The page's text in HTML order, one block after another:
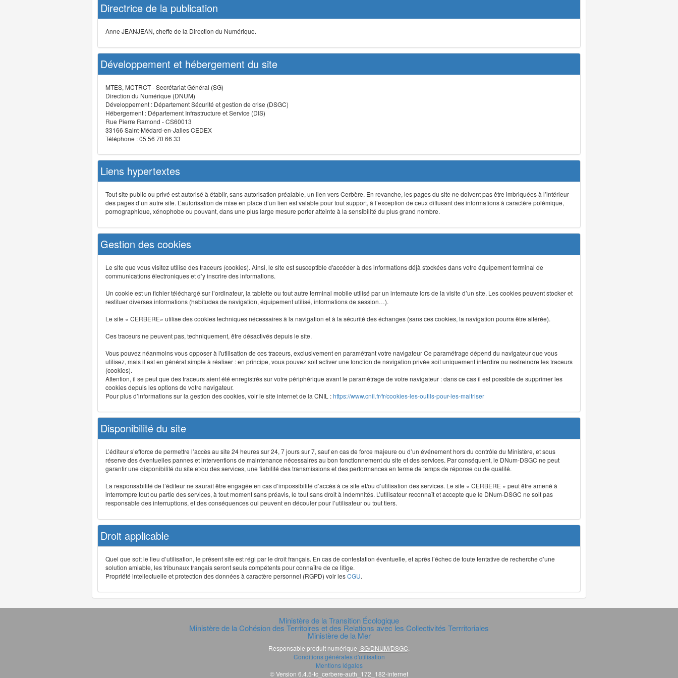
Directrice de la publication
Anne JEANJEAN, cheffe de la Direction du Numérique.
Développement et hébergement du site
MTES, MCTRCT - Secrétariat Général (SG)
Direction du Numérique (DNUM)
Développement : Département Sécurité et gestion de crise (DSGC)
Hébergement : Département Infrastructure et Service (DIS)
Rue Pierre Ramond - CS60013
33166 Saint-Médard-en-Jalles CEDEX
Téléphone : 05 56 70 66 33
Liens hypertextes
Tout site public ou privé est autorisé à établir, sans autorisation préalable, un lien vers Cerbère. En revanche, les pages du site ne doivent pas être imbriquées à l’intérieur
des pages d’un autre site. L’autorisation de mise en place d’un lien est valable pour tout support, à l’exception de ceux diffusant des informations à caractère polémique,
pornographique, xénophobe ou pouvant, dans une plus large mesure porter atteinte à la sensibilité du plus grand nombre.
Gestion des cookies
Le site que vous visitez utilise des traceurs (cookies). Ainsi, le site est susceptible d'accéder à des informations déjà stockées dans votre équipement terminal de
communications électroniques et d’y inscrire des informations.
Un cookie est un fichier téléchargé sur l’ordinateur, la tablette ou tout autre terminal mobile utilisé par un internaute lors de la visite d’un site. Les cookies peuvent stocker et
restituer diverses informations (habitudes de navigation, équipement utilisé, informations de session…).
Le site « CERBERE» utilise des cookies techniques nécessaires à la navigation et à la sécurité des échanges (sans ces cookies, la navigation pourra être altérée).
Ces traceurs ne peuvent pas, techniquement, être désactivés depuis le site.
Vous pouvez néanmoins vous opposer à l'utilisation de ces traceurs, exclusivement en paramétrant votre navigateur Ce paramétrage dépend du navigateur que vous
utilisez, mais il est en général simple à réaliser : en principe, vous pouvez soit activer une fonction de navigation privée soit uniquement interdire ou restreindre les traceurs
(cookies).
Attention, il se peut que des traceurs aient été enregistrés sur votre périphérique avant le paramétrage de votre navigateur : dans ce cas il est possible de supprimer les
cookies depuis les options de votre navigateur.
Pour plus d’informations sur la gestion des cookies, voir le site internet de la CNIL :https://www.cnil.fr/fr/cookies-les-outils-pour-les-maitriser
Disponibilité du site
L’éditeur s’efforce de permettre l’accès au site 24 heures sur 24, 7 jours sur 7, sauf en cas de force majeure ou d’un événement hors du contrôle du Ministère, et sous
réserve des éventuelles pannes et interventions de maintenance nécessaires au bon fonctionnement du site et des services. Par conséquent, le DNum-DSGC ne peut
garantir une disponibilité du site et/ou des services, une fiabilité des transmissions et des performances en terme de temps de réponse ou de qualité.
La responsabilité de l’éditeur ne saurait être engagée en cas d’impossibilité d’accès à ce site et/ou d’utilisation des services. Le site « CERBERE » peut être amené à
interrompre tout ou partie des services, à tout moment sans préavis, le tout sans droit à indemnités. L’utilisateur reconnaît et accepte que le DNum-DSGC ne soit pas
responsable des interruptions, et des conséquences qui peuvent en découler pour l’utilisateur ou tout tiers.
Droit applicable
Quel que soit le lieu d’utilisation, le présent site est régi par le droit français. En cas de contestation éventuelle, et après l’échec de toute tentative de recherche d’une
solution amiable, les tribunaux français seront seuls compétents pour connaître de ce litige.
Propriété intellectuelle et protection des données à caractère personnel (RGPD) voir lesCGU.
Ministère de la Transition Écologique
Ministère de la Cohésion des Territoires et des Relations avec les Collectivités Terrritoriales
Ministère de la Mer
Responsable produit numérique SG/DNUM/DSGC
Conditions générales d'utilisation
Mentions légales
© Version 6.4.5-tc_cerbere-auth_172_182-internet